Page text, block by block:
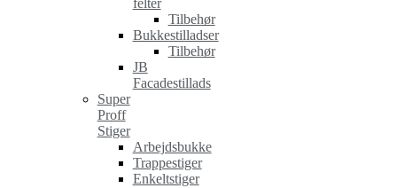
felter
Tilbehør
Bukkestilladser
Tilbehør
JB
Facadestillads
Super
Proff
Stiger
Arbejdsbukke
Trappestiger
Enkeltstiger